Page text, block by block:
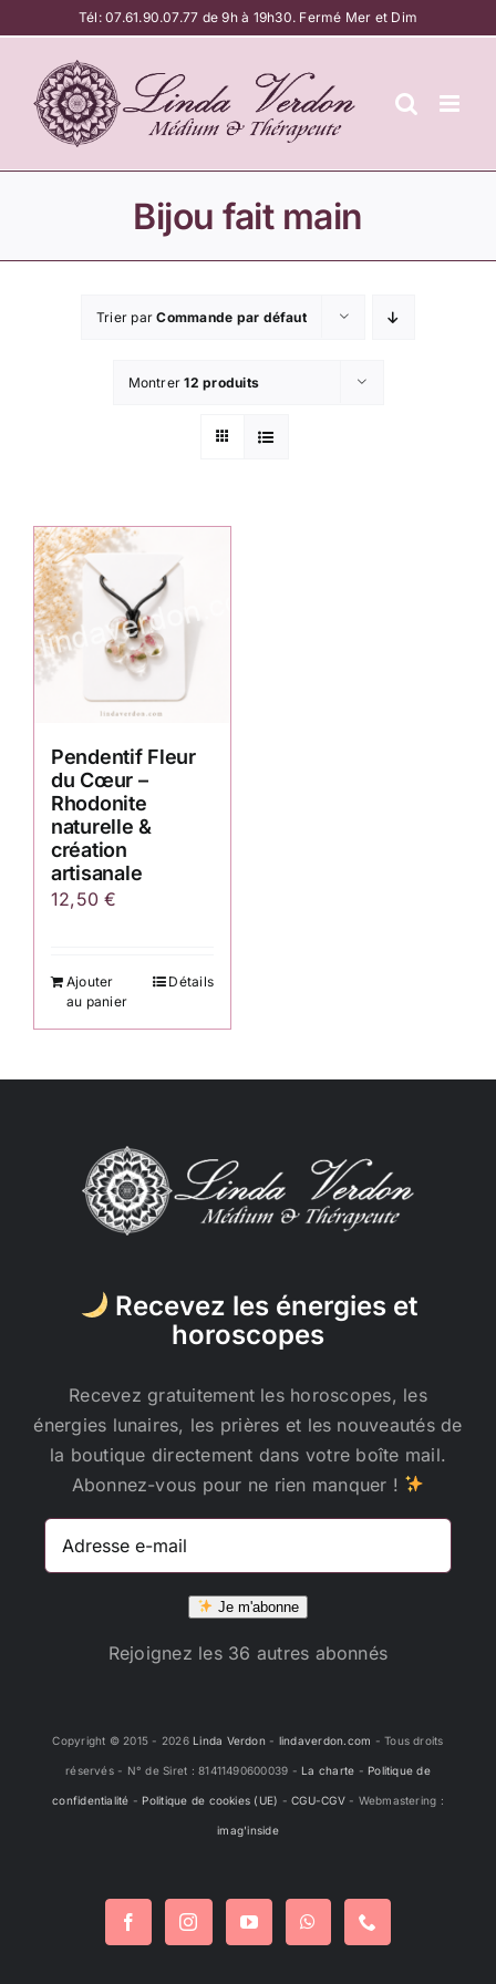
au
contenu
Tél:07.61.90.07.77 de 9h à 19h30. Fermé Mer et Dim
Bijou fait main
Trier parCommande par défaut
Montrer12 produits
Pendentif Fleur
du Cœur –
Rhodonite
naturelle &
création
artisanale
12,50€
Ajouter
au panier
Détails
Recevez les énergies et
horoscopes
Recevez gratuitement les horoscopes, les
énergies lunaires, les prières et les nouveautés de
la boutique directement dans votre boîte mail.
Abonnez-vous pour ne rien manquer !
Adresse
Je m'abonne
Rejoignez les 36 autres abonnés
Copyright © 2015 - 2026 Linda Verdon- lindaverdon.com - Tous droits
réservés - N° de Siret : 81411490600039 - La charte - Politique de
confidentialité - Politique de cookies (UE) -CGU-CGV- Webmastering :
imag'inside